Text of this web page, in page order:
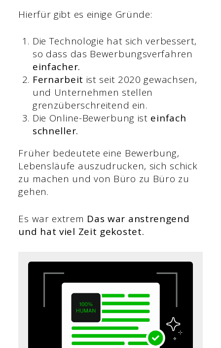
Hierfür gibt es einige Gründe:
Die Technologie hat sich verbessert,
so dass das Bewerbungsverfahren
einfacher.
Fernarbeit ist seit 2020 gewachsen,
und Unternehmen stellen
grenzüberschreitend ein.
Die Online-Bewerbung ist einfach
schneller.
Früher bedeutete eine Bewerbung,
Lebensläufe auszudrucken, sich schick
zu machen und von Büro zu Büro zu
gehen.
Es war extrem Das war anstrengend
und hat viel Zeit gekostet.